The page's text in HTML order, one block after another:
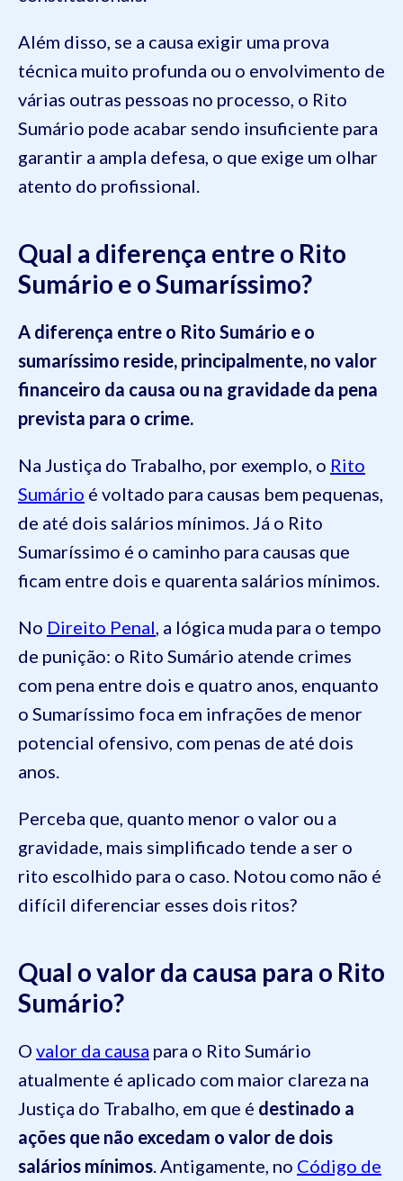
Além disso, se a causa exigir uma prova
técnica muito profunda ou o envolvimento de
várias outras pessoas no processo, o Rito
Sumário pode acabar sendo insuficiente para
garantir a ampla defesa, o que exige um olhar
atento do profissional.
Qual a diferença entre o Rito
Sumário e o Sumaríssimo?
A diferença entre o Rito Sumário e o
sumaríssimo reside, principalmente, no valor
financeiro da causa ou na gravidade da pena
prevista para o crime.
Na Justiça do Trabalho, por exemplo, o Rito
Sumário é voltado para causas bem pequenas,
de até dois salários mínimos. Já o Rito
Sumaríssimo é o caminho para causas que
ficam entre dois e quarenta salários mínimos.
No Direito Penal, a lógica muda para o tempo
de punição: o Rito Sumário atende crimes
com pena entre dois e quatro anos, enquanto
o Sumaríssimo foca em infrações de menor
potencial ofensivo, com penas de até dois
anos.
Perceba que, quanto menor o valor ou a
gravidade, mais simplificado tende a ser o
rito escolhido para o caso. Notou como não é
difícil diferenciar esses dois ritos?
Qual o valor da causa para o Rito
Sumário?
O valor da causa para o Rito Sumário
atualmente é aplicado com maior clareza na
Justiça do Trabalho, em que é destinado a
ações que não excedam o valor de dois
salários mínimos. Antigamente, no Código de